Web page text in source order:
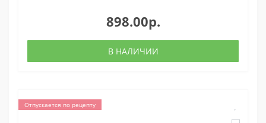
898.00р.
В НАЛИЧИИ
Отпускается по рецепту